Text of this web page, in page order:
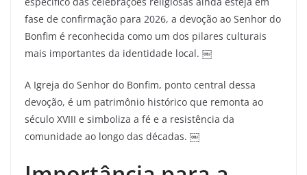
fase de confirmação para 2026, a devoção ao Senhor do
Bonfim é reconhecida como um dos pilares culturais
mais importantes da identidade local. ￼
A Igreja do Senhor do Bonfim, ponto central dessa
devoção, é um patrimônio histórico que remonta ao
século XVIII e simboliza a fé e a resistência da
comunidade ao longo das décadas. ￼